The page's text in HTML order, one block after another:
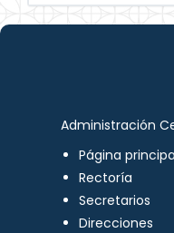
Administración
Página
Rectoría
Secretarios
Direcciones